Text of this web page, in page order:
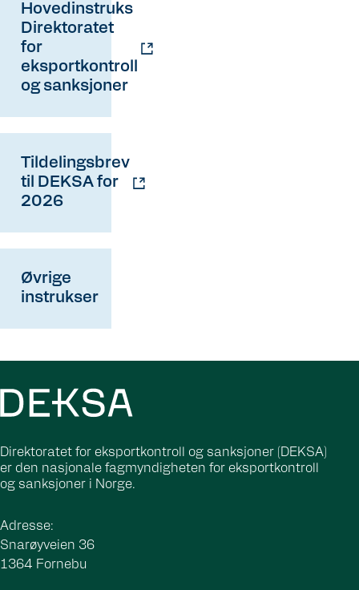
Hovedinstruks
Direktoratet
for
eksportkontroll
og sanksjoner
Tildelingsbrev
til DEKSA for
2026
Øvrige
instrukser
Direktoratet for eksportkontroll og sanksjoner (DEKSA)
er den nasjonale fagmyndigheten for eksportkontroll
og sanksjoner i Norge.
Adresse:
Snarøyveien 36
1364 Fornebu